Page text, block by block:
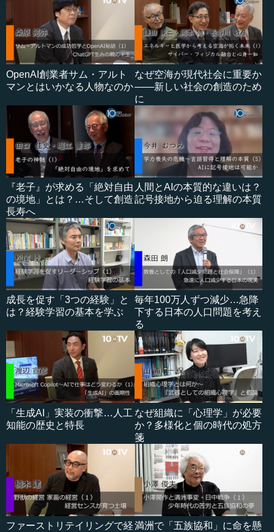
OpenAI創業者サム・アルト
マンとはいかなる人物なのか
なぜ空海が現代社会に重要か
――新しい社会の創造のため
に
『老子』が求める「絶対自由
の境地」とは？…そして創造
長寿へ
人間とAIの本質的な違いは？
記号接地から迫る理解の本質
成長を促す「3つの経験」と
は？経験学習の基本を学ぶ
毎年100万人ずつ減少…急降
下する日本の人口問題を考え
る
「生成AI」実装の衝撃…人工
知能の歴史と特長
なぜ組織に「心理学」が必要
か？多様化と個の時代の処方
箋
ファーストリテイリングで経満洲で「五族協和」に命を懸